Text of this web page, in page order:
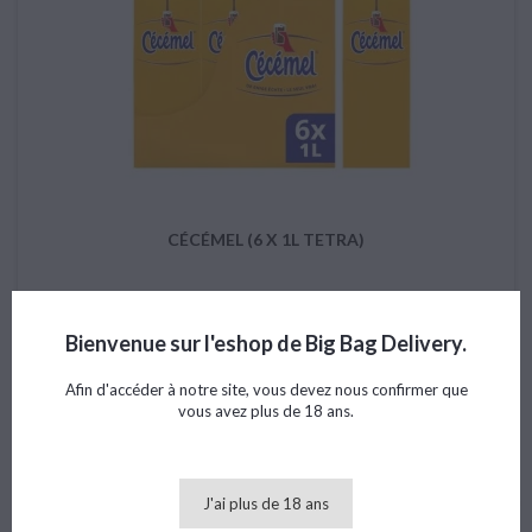
CÉCÉMEL (6 X 1L TETRA)
 Ajouter au panier
Bienvenue sur l'eshop de Big Bag Delivery.
Afin d'accéder à notre site, vous devez nous confirmer que
vous avez plus de 18 ans.
J'ai plus de 18 ans